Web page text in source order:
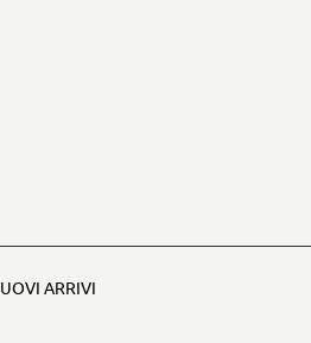
ARRIVI